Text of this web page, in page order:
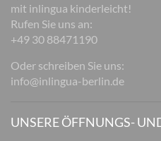
mit inlingua kinderleicht!
Rufen Sie uns an:
+49 30 88471190
Oder schreiben Sie uns:
info@inlingua-berlin.de
UNSERE ÖFFNUNGS-